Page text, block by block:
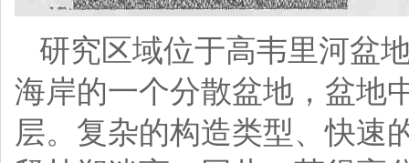
研究区域位于高韦里河盆
海岸的一个分散盆地，盆地
层。复杂的构造类型、快速